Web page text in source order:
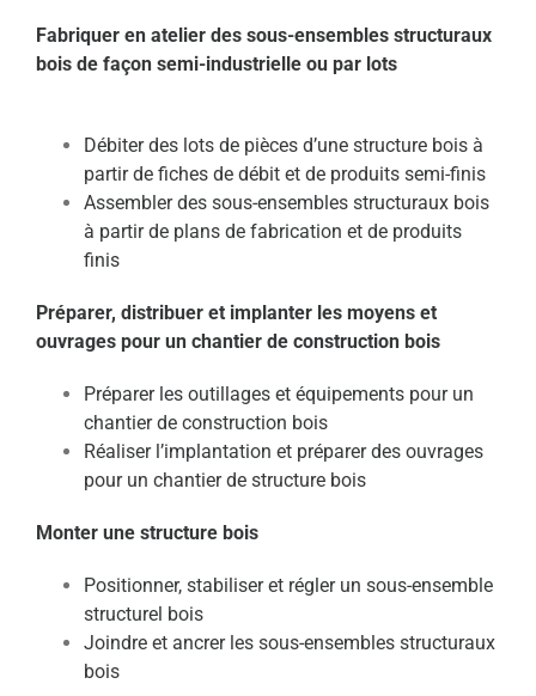
Fabriquer en atelier des sous-ensembles structuraux
bois de façon semi-industrielle ou par lots
Débiter des lots de pièces d’une structure bois à
partir de fiches de débit et de produits semi-finis
Assembler des sous-ensembles structuraux bois
à partir de plans de fabrication et de produits
finis
Préparer, distribuer et implanter les moyens et
ouvrages pour un chantier de construction bois
Préparer les outillages et équipements pour un
chantier de construction bois
Réaliser l’implantation et préparer des ouvrages
pour un chantier de structure bois
Monter une structure bois
Positionner, stabiliser et régler un sous-ensemble
structurel bois
Joindre et ancrer les sous-ensembles structuraux
bois